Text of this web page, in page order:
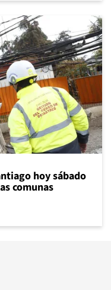
hoy sábado
comunas